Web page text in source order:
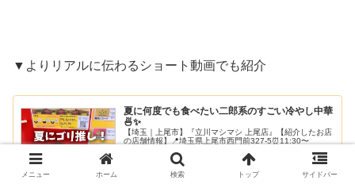
▼よりリアルに伝わるショート動画でも紹介
夏に何度でも食べたい二郎系のすごい冷やし中華
🍜✨
【埼玉｜上尾市】『立川マシマシ 上尾店』【紹介したお店
の店舗情報】📍埼玉県上尾市西門前327-5⏰11:30〜
時の情報です。現在とは異なる場合があるので予めご了承
ください。高...
メニュー ホーム 検索 トップ サイドバー